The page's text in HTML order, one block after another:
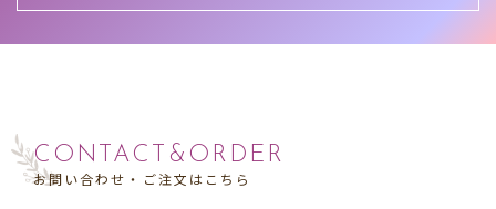
CONTACT&ORDER
お問い合わせ・ご注文はこちら